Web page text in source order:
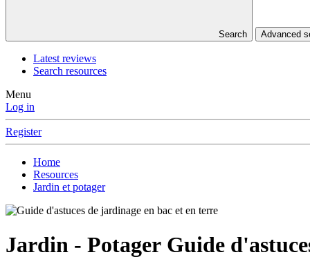
Search Advanced
Latest reviews
Search resources
Menu
Log in
Register
Home
Resources
Jardin et potager
Jardin - Potager Guide